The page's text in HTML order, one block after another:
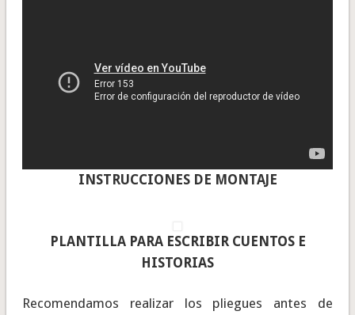
INSTRUCCIONES DE MONTAJE
PLANTILLA PARA ESCRIBIR CUENTOS E
HISTORIAS
Recomendamos realizar los pliegues antes de